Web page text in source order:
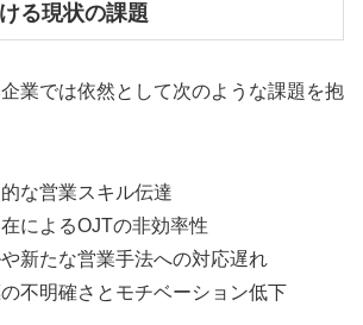
る現状の課題
業では依然として次のような課題を抱
な営業スキル伝達
によるOJTの非効率性
新たな営業手法への対応遅れ
の不明確さとモチベーション低下